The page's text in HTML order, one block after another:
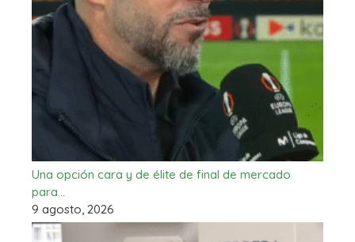
Una opción cara y de élite de final de mercado
para…
9 agosto, 2026